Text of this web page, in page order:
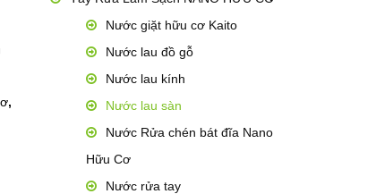
,
Nước giặt hữu cơ Kaito
Nước lau đồ gỗ
Nước lau kính
Nước lau sàn
Nước Rửa chén bát đĩa Nano
Hữu Cơ
Nước rửa tay